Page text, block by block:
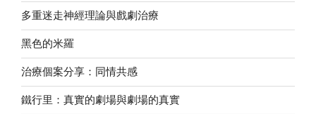
多重迷走神經理論與戲劇治療
黑色的米羅
治療個案分享：同情共感
鐵行里：真實的劇場與劇場的真實